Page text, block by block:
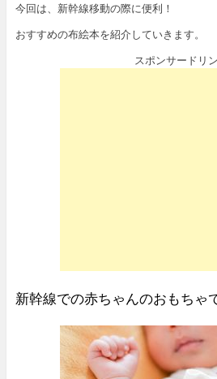
今回は、新幹線移動の際に便利！
おすすめの布絵本を紹介していきます。
スポンサードリ
新幹線での赤ちゃんのおもちゃ